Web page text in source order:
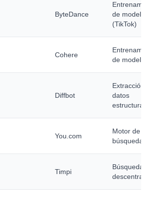
ByteDance
de modelos
(TikTok)
Cohere
de modelos
Diffbot
Extracción
datos
You.com
Motor de
búsqueda
Timpi
Búsqueda